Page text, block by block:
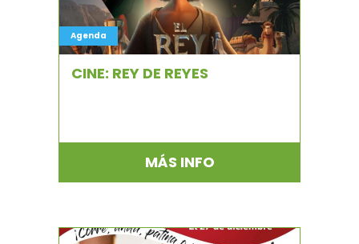
Agenda
CINE: REY DE REYES
MÁS INFO